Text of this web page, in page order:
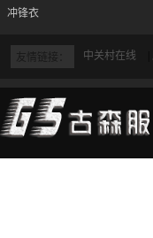
冲锋衣
友情链接： 中关村在线